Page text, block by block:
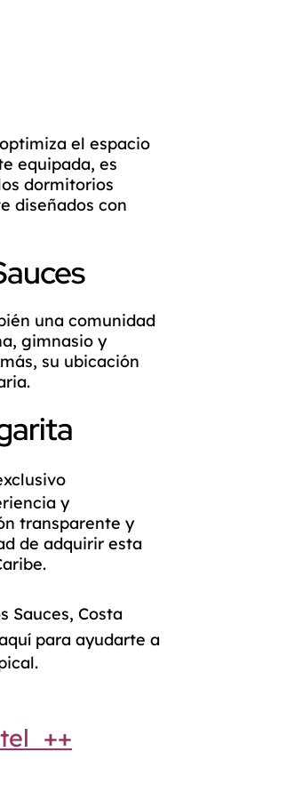
el espacio
equipada, es
dormitorios
diseñados con
una comunidad
gimnasio y
su ubicación
y
transparente y
de adquirir esta
Sauces, Costa
para ayudarte a
++